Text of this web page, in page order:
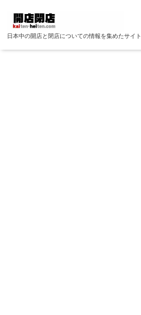
日本中の開店と閉店についての情報を集めたサイト